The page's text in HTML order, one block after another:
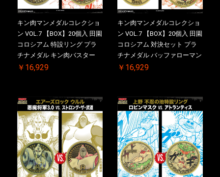
キン肉マンメダルコレクショ
ン VOL.7 【BOX】20個入 田園
コロシアム 特設リング プラ
チナメダル キン肉バスター
VS. キン肉バスターやぶり ケ
【二次受注分】2026/10/30 一
斉出荷予定
￥16,929
キン肉マンメダルコレクショ
ン VOL.7 【BOX】20個入 田園
コロシアム 対決セット プラ
チナメダル バッファローマン
2.0 顎髭 Ver. VS. 光の矢 ケー
【二次受注分】2026/10/30 一
斉出荷予定
￥16,929